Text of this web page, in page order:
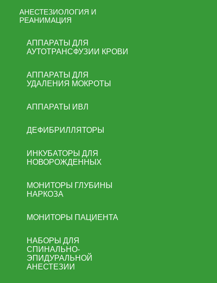
АНЕСТЕЗИОЛОГИЯ И
РЕАНИМАЦИЯ
АППАРАТЫ ДЛЯ
АУТОТРАНСФУЗИИ КРОВИ
АППАРАТЫ ДЛЯ
УДАЛЕНИЯ МОКРОТЫ
АППАРАТЫ ИВЛ
ДЕФИБРИЛЛЯТОРЫ
ИНКУБАТОРЫ ДЛЯ
НОВОРОЖДЕННЫХ
МОНИТОРЫ ГЛУБИНЫ
НАРКОЗА
МОНИТОРЫ ПАЦИЕНТА
НАБОРЫ ДЛЯ
СПИНАЛЬНО-
ЭПИДУРАЛЬНОЙ
АНЕСТЕЗИИ